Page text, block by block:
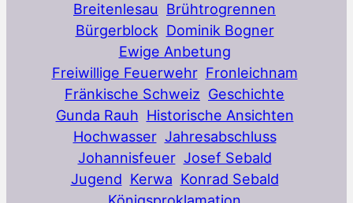
Breitenlesau Brühtrogrennen
Bürgerblock Dominik Bogner
Ewige Anbetung
Freiwillige Feuerwehr Fronleichnam
Fränkische Schweiz Geschichte
Gunda Rauh Historische Ansichten
Hochwasser Jahresabschluss
Johannisfeuer Josef Sebald
Jugend Kerwa Konrad Sebald
Königsproklamation